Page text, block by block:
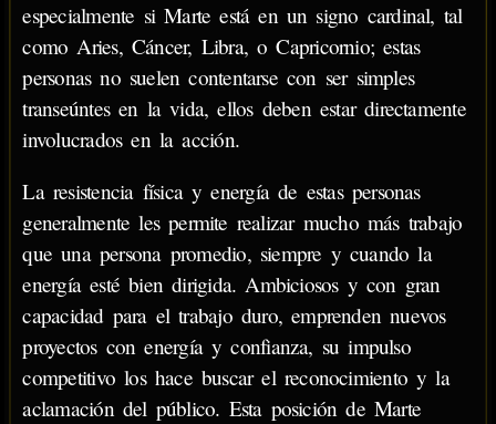
especialmente si Marte está en un signo cardinal, tal
como Aries, Cáncer, Libra, o Capricornio; estas
personas no suelen contentarse con ser simples
transeúntes en la vida, ellos deben estar directamente
involucrados en la acción.
La resistencia física y energía de estas personas
generalmente les permite realizar mucho más trabajo
que una persona promedio, siempre y cuando la
energía esté bien dirigida. Ambiciosos y con gran
capacidad para el trabajo duro, emprenden nuevos
proyectos con energía y confianza, su impulso
competitivo los hace buscar el reconocimiento y la
aclamación del público. Esta posición de Marte